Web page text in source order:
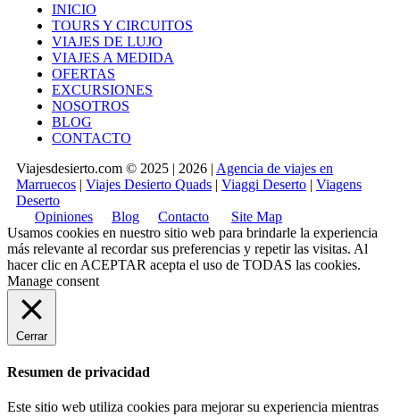
INICIO
TOURS Y CIRCUITOS
VIAJES DE LUJO
VIAJES A MEDIDA
OFERTAS
EXCURSIONES
NOSOTROS
BLOG
CONTACTO
Viajesdesierto.com © 2025 | 2026 | Agencia de viajes en
Marruecos | Viajes Desierto Quads | Viaggi Deserto | Viagens
Deserto
Opiniones
Blog Contacto
Site Map
Usamos cookies en nuestro sitio web para brindarle la experiencia
más relevante al recordar sus preferencias y repetir las visitas. Al
hacer clic en ACEPTAR acepta el uso de TODAS las cookies.
Manage consent
Cerrar
Resumen de privacidad
Este sitio web utiliza cookies para mejorar su experiencia mientras